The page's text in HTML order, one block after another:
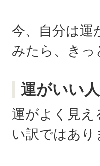
今、自分は運
みたら、き
運がいい
運がよく見
い訳ではあり